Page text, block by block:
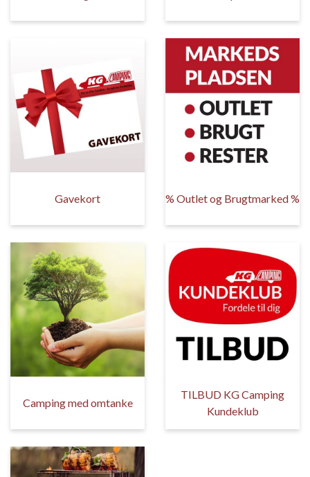
Gavekort % Outlet og Brugtmarked %
Camping med omtanke
TILBUD KG Camping
Kundeklub